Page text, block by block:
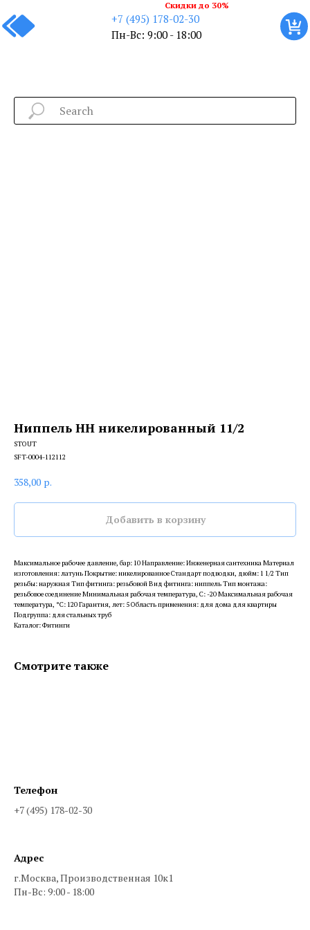
+7 (495) 178-02-30
Пн-Вс: 9:00 - 18:00
Скидки до 30%
Ниппель HH никелированный 11/2
STOUT
SFT-0004-112112
358,00 р.
Добавить в корзину
Максимальное рабочее давление, бар: 10 Направление: Инженерная сантехника Материал
изготовления: латунь Покрытие: никелированное Стандарт подводки, дюйм: 1 1/2 Тип
резьбы: наружная Тип фитинга: резьбовой Вид фитинга: ниппель Тип монтажа:
резьбовое соединение Минимальная рабочая температура, С: -20 Максимальная рабочая
температура, °С: 120 Гарантия, лет: 5 Область применения: для дома для квартиры
Подгруппа: для стальных труб
Каталог: Фитинги
Смотрите также
Телефон
+7 (495) 178-02-30
Адрес
г.Москва, Производственная 10к1
Пн-Вс: 9:00 - 18:00